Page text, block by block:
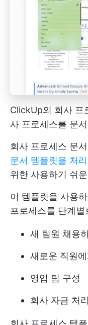
ClickUp의 회사 프
사 프로세스를 문
회사 프로세스 문
문서 템플릿을 처
위한 사용하기 쉬
이 템플릿을 사용
프로세스를 단계
새 팀원 채용
새로운 직원
영업 팀 구성
회사 자금 처